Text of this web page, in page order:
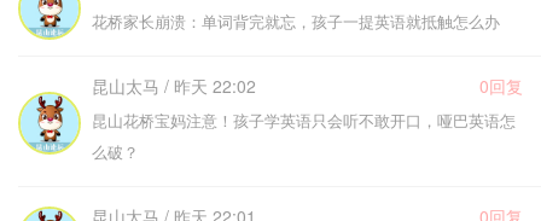
花桥家长崩溃：单词背完就忘，孩子一提英语就抵触怎么办
昆山太马 / 昨天 22:02 0回复
昆山花桥宝妈注意！孩子学英语只会听不敢开口，哑巴英语怎
么破？
昆山太马 / 昨天 22:01 0回复